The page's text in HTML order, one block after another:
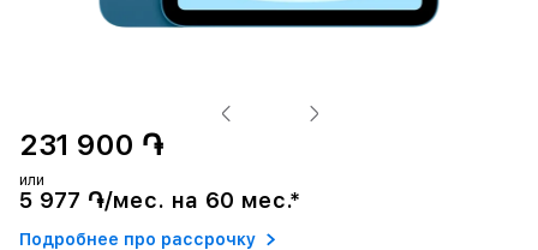
231 900 ֏
или
5 977 ֏/мес. на 60 мес.*
Подробнее про рассрочку